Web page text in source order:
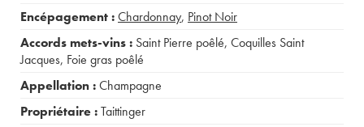
Encépagement :Chardonnay, Pinot Noir
Accords mets-vins : Saint Pierre poêlé, Coquilles Saint
Jacques, Foie gras poêlé
Appellation :Champagne
Propriétaire :Taittinger